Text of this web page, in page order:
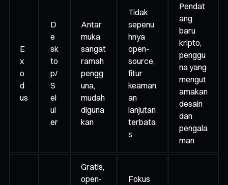
E
x
o
d
us
D
e
sk
to
p/
S
el
ul
er
Antar
muka
sangat
ramah
pengg
una,
mudah
diguna
kan
Tidak
sepenu
hnya
open-
source,
fitur
keaman
an
lanjutan
terbata
s
Pendat
ang
baru
kripto,
penggu
na yang
mengut
amakan
desain
dan
pengala
man
Gratis,
open-
Fokus